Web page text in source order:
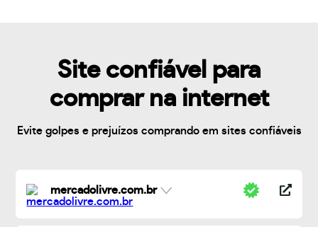
Site confiável para
comprar na internet
Evite golpes e prejuízos comprando em sites confiáveis
mercadolivre.com.br